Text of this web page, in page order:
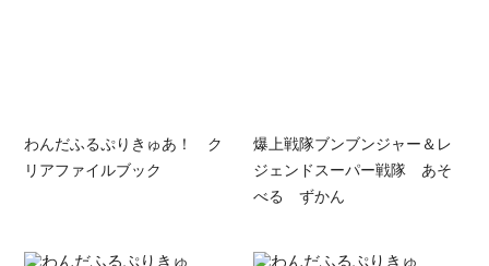
わんだふるぷりきゅあ！ ク
リアファイルブック
爆上戦隊ブンブンジャー＆レ
ジェンドスーパー戦隊 あそ
べる ずかん